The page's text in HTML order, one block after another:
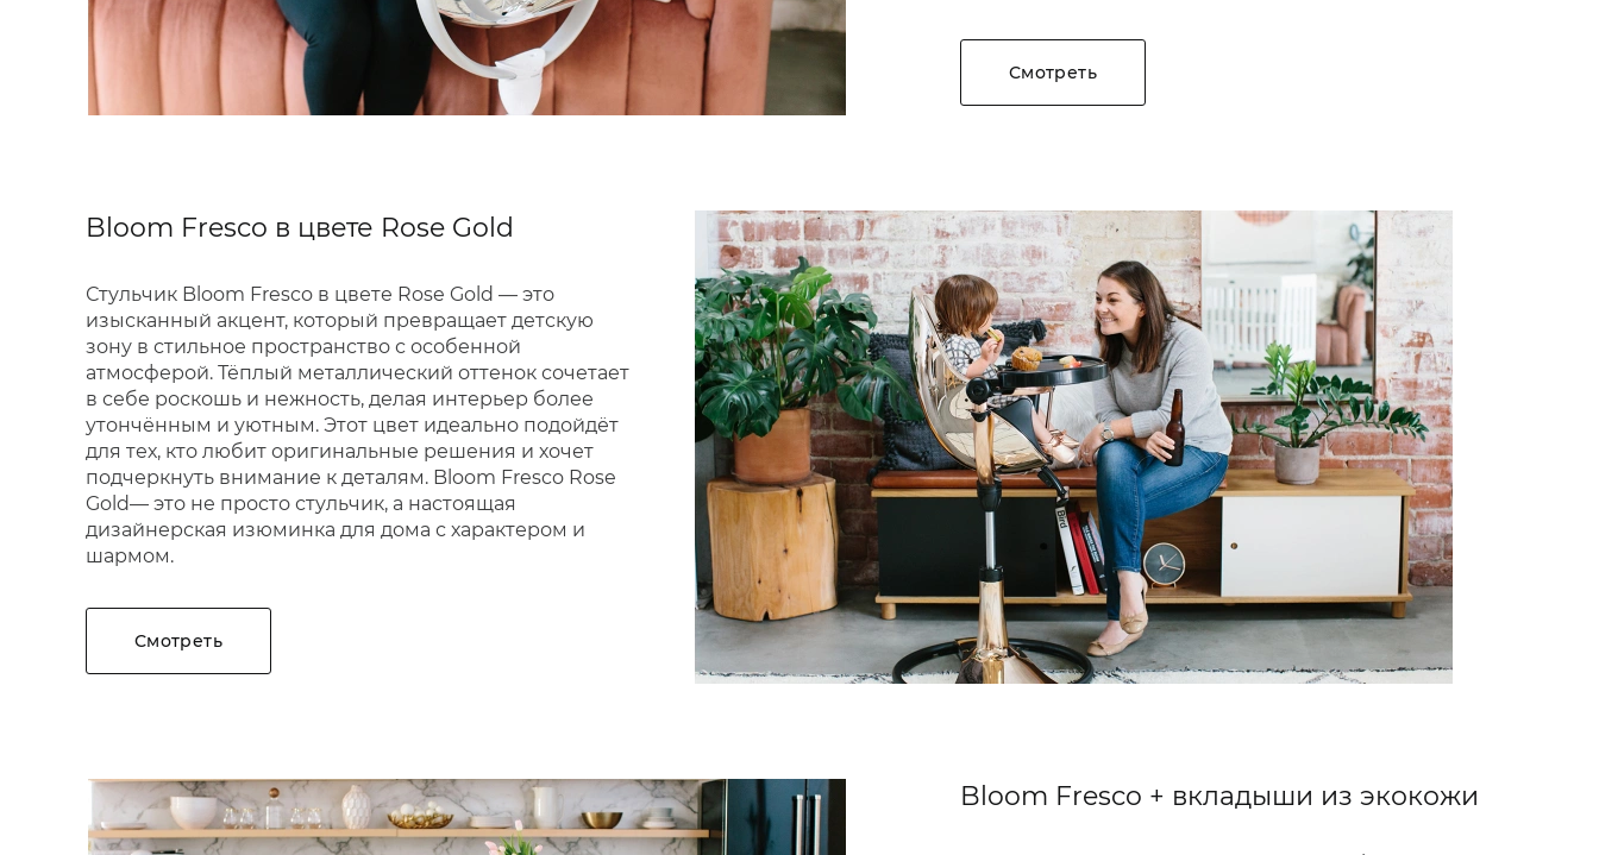
Смотреть
Bloom Fresco в цвете Rose Gold
Стульчик Bloom Fresco в цвете Rose Gold — это
изысканный акцент, который превращает детскую
зону в стильное пространство с особенной
атмосферой. Тёплый металлический оттенок сочетает
в себе роскошь и нежность, делая интерьер более
утончённым и уютным. Этот цвет идеально подойдёт
для тех, кто любит оригинальные решения и хочет
подчеркнуть внимание к деталям. Bloom Fresco Rose
Gold— это не просто стульчик, а настоящая
дизайнерская изюминка для дома с характером и
шармом.
Смотреть
Bloom Fresco + вкладыши из экокожи